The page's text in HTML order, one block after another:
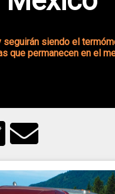
siendo el
que permanecen en el